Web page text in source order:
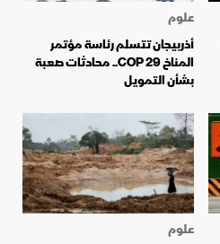
علوم
أذربيجان تتسلم رئاسة مؤتمر
المناخ COP 29.. محادثات صعبة
بشأن التمويل
علوم